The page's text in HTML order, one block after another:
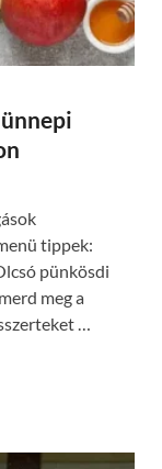
tippek:
pünkösdi
meg a
…